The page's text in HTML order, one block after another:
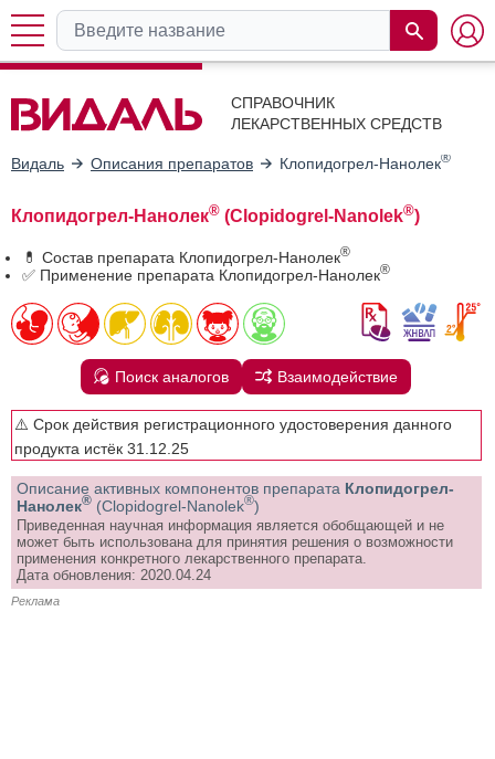
СПРАВОЧНИК
ЛЕКАРСТВЕННЫХ СРЕДСТВ
Видаль Описания препаратов Клопидогрел-Нанолек®
Клопидогрел-Нанолек® (Clopidogrel-Nanolek®)
💊 Состав препарата Клопидогрел-Нанолек®
✅ Применение препарата Клопидогрел-Нанолек®
Поиск аналогов Взаимодействие
⚠️ Срок действия регистрационного удостоверения данного
продукта истёк 31.12.25
Описание активных компонентов препарата Клопидогрел-
Нанолек® (Clopidogrel-Nanolek®)
Приведенная научная информация является обобщающей и не
может быть использована для принятия решения о возможности
применения конкретного лекарственного препарата.
Дата обновления: 2020.04.24
Реклама